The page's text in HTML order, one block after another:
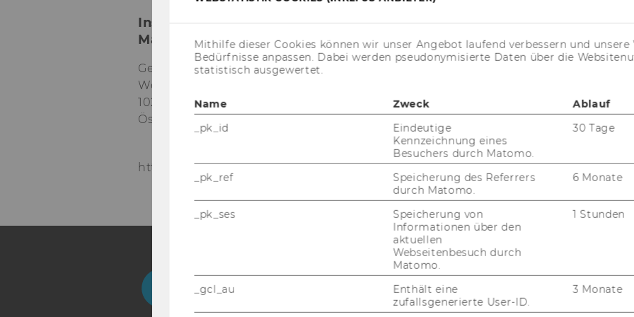
Institut für Marketing-
Management
Gebäude D2, Eingang A, 1. OG
Welthandelsplatz 1
1020
Wien
Österreich
https://www.wu.ac.at/mm/
Gebäude D2, Eingang A, 1. und 2.
1020 Wien
Österreich
https://www.wu.ac.at/marketing
FacebookInstagram
Blog YouTubeNewsletterBluesky ACCREDITED
Mithilfe dieser Cookies können wir unser Angebot laufend verbessern und unsere
Bedürfnisse anpassen. Dabei werden pseudonymisierte Daten über die
statistisch ausgewertet.
Name Zweck Ablauf
_pk_id
Eindeutige
Kennzeichnung eines
Besuchers durch Matomo.
30 Tage
_pk_ref
Speicherung des Referrers
durch Matomo.
6 Monate
_pk_ses
Speicherung von
Informationen über den
aktuellen
Webseitenbesuch durch
Matomo.
1 Stunden
_gcl_au
Enthält eine
zufallsgenerierte User-ID.
3 Monate